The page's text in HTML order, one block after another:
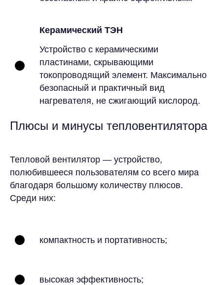
Керамический ТЭН
Устройство с керамическими
пластинами, скрывающими
токопроводящий элемент. Максимально
безопасный и практичный вид
нагревателя, не сжигающий кислород.
Плюсы и минусы тепловентилятора
Тепловой вентилятор — устройство,
полюбившееся пользователям со всего мира
благодаря большому количеству плюсов.
Среди них:
компактность и портативность;
высокая эффективность;